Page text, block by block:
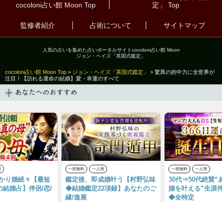
cocoloni占い館 Moon Top
定」
Top
監修者紹介 占術について サイトマップ
人気の占いを集めた占いポータルサイトcocoloni占い館 Moon
ジョン・ヘイズ「英国式鑑定」
cocoloni占い館 Moon Top > ジョン・ヘイズ「英国式鑑定」
> 驚異の的中力に全世界が
注目！【訪れる運命の結婚】愛・幸運のすべて
あなたへのおすすめ
り婚続々【最短
結婚占】伴侶/恋/
一部無料 一人用
鑑定後、即成婚叶う【村野弘味
◆結婚鑑定22項録】あなたのご
縁/進展
一部無料 一人用
30代⇒50代絶賛“
婚を叶える”生涯
◆全特定